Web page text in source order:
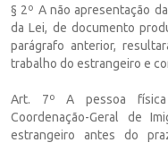
§ 2º A não apresentação
da Lei, de documento
parágrafo anterior,
trabalho do estrangeiro e
Art. 7º A pessoa
Coordenação-Geral de
estrangeiro antes do